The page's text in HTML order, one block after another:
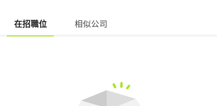
在招職位 相似公司